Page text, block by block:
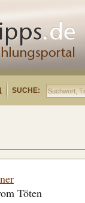
SUCHE:
Töten